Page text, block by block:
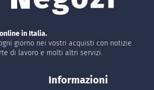
in Italia.
giorno nei vostri acquisti con notizie
di lavoro e molti altri servizi.
Informazioni